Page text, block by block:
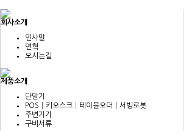
회사소개
인사말
연혁
오시는길
제품소개
단말기
POS│키오스크│테이블오더│서빙로봇
주변기기
구비서류